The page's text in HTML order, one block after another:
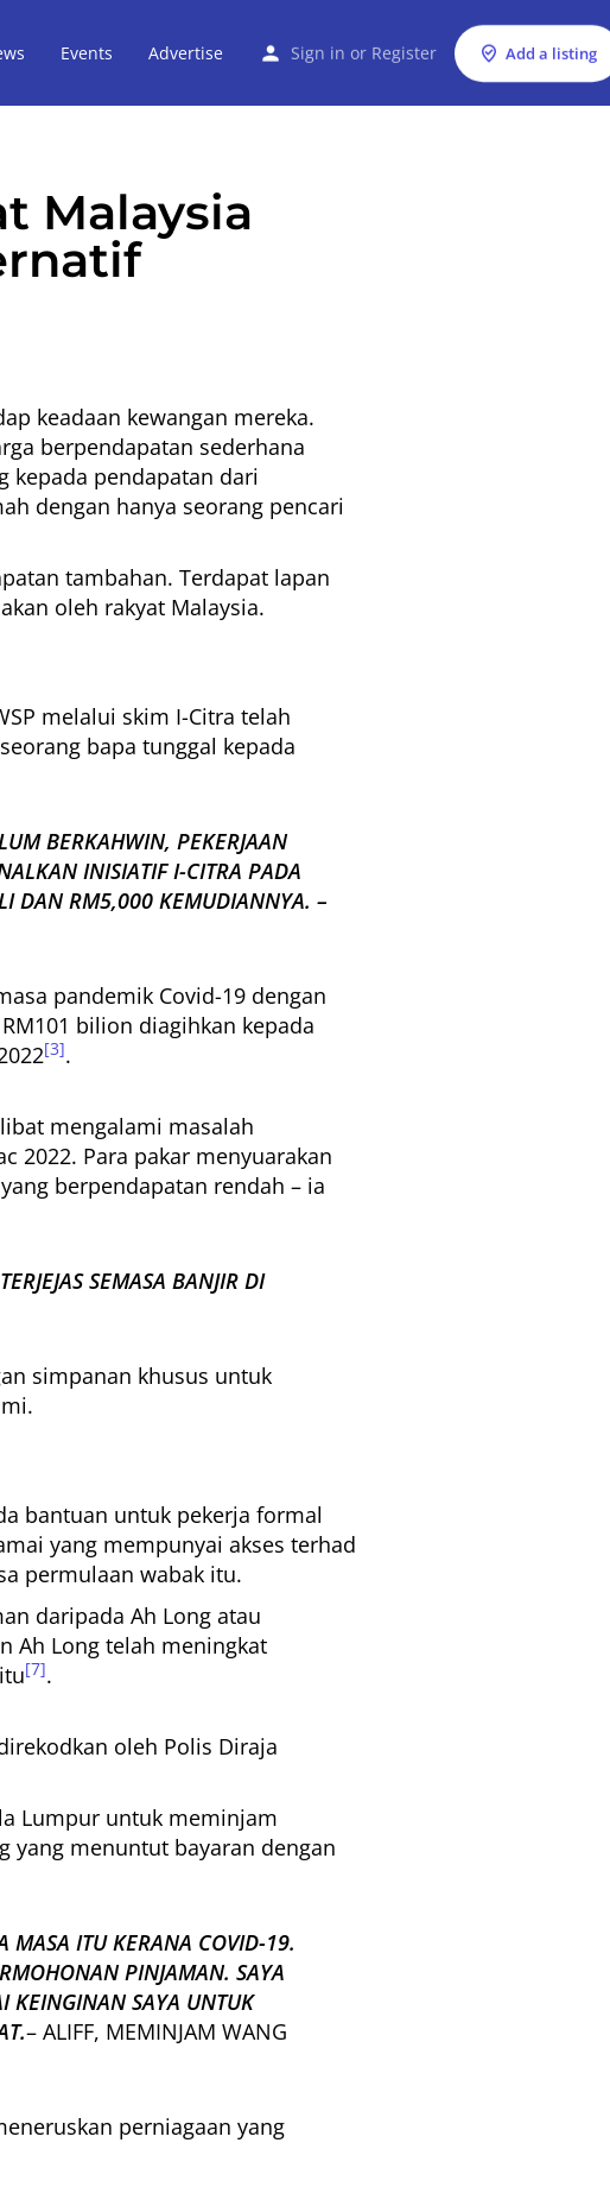
Events Advertise Sign in or Register Add a listing
Malaysia
keadaan kewangan mereka.
berpendapatan sederhana
kepada pendapatan dari
dengan hanya seorang pencari
tambahan. Terdapat lapan
oleh rakyat Malaysia.
melalui skim I-Citra telah
bapa tunggal kepada
BERKAHWIN, PEKERJAAN
INISIATIF I-CITRA PADA
DAN RM5,000 KEMUDIANNYA. –
pandemik Covid-19 dengan
bilion diagihkan kepada
[3].
mengalami masalah
2022. Para pakar menyuarakan
berpendapatan rendah – ia
SEMASA BANJIR DI
simpanan khusus untuk
bantuan untuk pekerja formal
yang mempunyai akses terhad
permulaan wabak itu.
daripada Ah Long atau
Ah Long telah meningkat
[7].
oleh Polis Diraja
Lumpur untuk meminjam
yang menuntut bayaran dengan
MASA ITU KERANA COVID-19.
PINJAMAN. SAYA
KEINGINAN SAYA UNTUK
– ALIFF, MEMINJAM WANG
perniagaan yang